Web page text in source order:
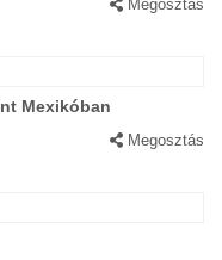
Megosztás
Mexikóban
Megosztás